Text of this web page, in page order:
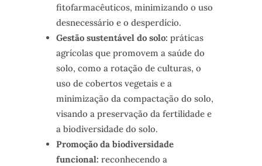
fitofarmacêuticos, minimizando o uso
desnecessário e o desperdício.
Gestão sustentável do solo: práticas
agrícolas que promovem a saúde do
solo, como a rotação de culturas, o
uso de cobertos vegetais e a
minimização da compactação do solo,
visando a preservação da fertilidade e
a biodiversidade do solo.
Promoção da biodiversidade
funcional: reconhecendo a